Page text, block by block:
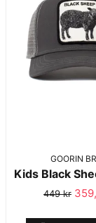
GOORIN
449 kr